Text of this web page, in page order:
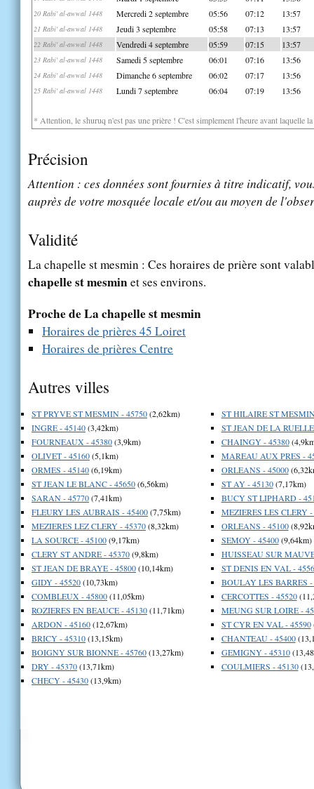
20 Rabi' al-awwal 1448 Mercredi 2 septembre 05:56 07:12 13:57
21 Rabi' al-awwal 1448 Jeudi 3 septembre 05:58 07:13 13:57
22 Rabi' al-awwal 1448 Vendredi 4 septembre 05:59 07:15 13:57
23 Rabi' al-awwal 1448 Samedi 5 septembre 06:01 07:16 13:56
24 Rabi' al-awwal 1448 Dimanche 6 septembre 06:02 07:17 13:56
25 Rabi' al-awwal 1448 Lundi 7 septembre 06:04 07:19 13:56
* Attention, le shuruq n'est pas une prière ! C'est simplement l'heure avant laquelle
Précision
Attention : ces données sont fournies à titre indicatif,
auprès de votre mosquée locale et/ou au moyen de
Validité
La chapelle st mesmin : Ces horaires de prière sont
chapelle st mesminet ses environs.
Proche de La chapelle st mesmin
Horaires de prières 45 Loiret
Horaires de prières Centre
Autres villes
ST PRYVE ST MESMIN - 45750(2,62km)
INGRE - 45140(3,42km)
FOURNEAUX - 45380(3,9km)
OLIVET - 45160(5,1km)
ORMES - 45140(6,19km)
ST JEAN LE BLANC - 45650(6,56km)
SARAN - 45770(7,41km)
FLEURY LES AUBRAIS - 45400(7,75km)
MEZIERES LEZ CLERY - 45370(8,32km)
LA SOURCE - 45100(9,17km)
CLERY ST ANDRE - 45370(9,8km)
ST JEAN DE BRAYE - 45800(10,14km)
GIDY - 45520(10,73km)
COMBLEUX - 45800(11,05km)
ROZIERES EN BEAUCE - 45130(11,71km)
ARDON - 45160(12,67km)
BRICY - 45310(13,15km)
BOIGNY SUR BIONNE - 45760(13,27km)
DRY - 45370(13,71km)
CHECY - 45430(13,9km)
ST HILAIRE ST
ST JEAN DE LA
CHAINGY - 45380
MAREAU AUX PRES -
ORLEANS - 45000
ST AY - 45130(7,17km)
BUCY ST LIPHARD -
MEZIERES LES CLERY -
ORLEANS - 45100
SEMOY - 45400(9,64km)
HUISSEAU SUR
ST DENIS EN VAL -
BOULAY LES BARRES -
CERCOTTES - 45520
MEUNG SUR LOIRE -
ST CYR EN VAL - 45590
CHANTEAU - 45400
GEMIGNY - 45310
COULMIERS - 45130